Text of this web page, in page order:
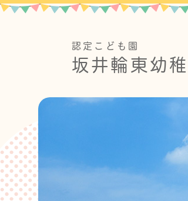
認定こども園
坂井輪東幼